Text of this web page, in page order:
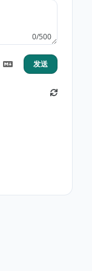
0/500
发送